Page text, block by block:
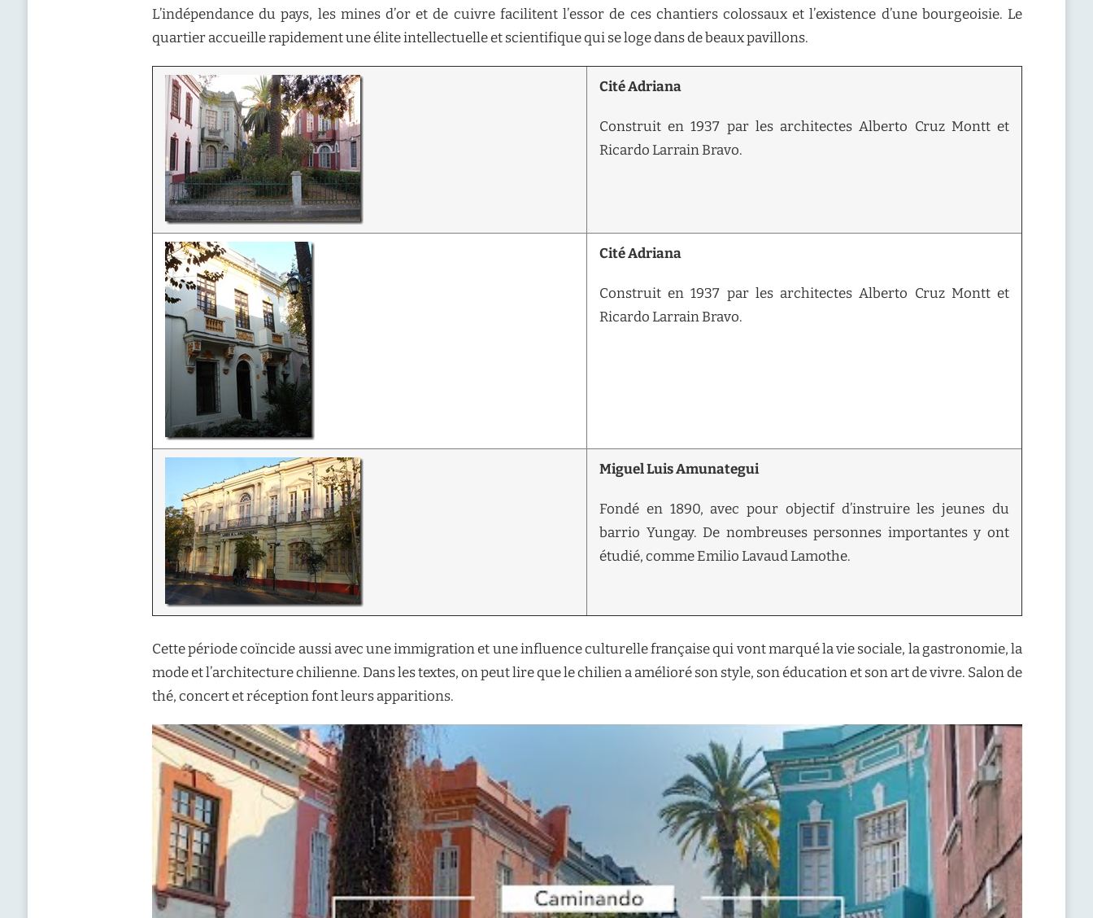
L’indépendance du pays, les mines d’or et de cuivre facilitent l’essor de ces chantiers colossaux et l’existence d’une bourgeoisie. Le
quartier accueille rapidement une élite intellectuelle et scientifique qui se loge dans de beaux pavillons.
Cité Adriana
Construit en 1937 par les architectes Alberto Cruz Montt et
Ricardo Larrain Bravo.
Cité Adriana
Construit en 1937 par les architectes Alberto Cruz Montt et
Ricardo Larrain Bravo.
Miguel Luis Amunategui
Fondé en 1890, avec pour objectif d’instruire les jeunes du
barrio Yungay. De nombreuses personnes importantes y ont
étudié, comme Emilio Lavaud Lamothe.
Cette période coïncide aussi avec une immigration et une influence culturelle française qui vont marqué la vie sociale, la gastronomie, la
mode et l’architecture chilienne. Dans les textes, on peut lire que le chilien a amélioré son style, son éducation et son art de vivre. Salon de
thé, concert et réception font leurs apparitions.